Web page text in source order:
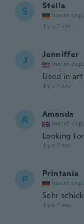
S Stella
Inscrit
il y a 7 ans
J Jenniffer
Inscrit
Used in
il y a 7 ans
A Amanda
Inscrit
Looking
il y a 7 ans
P Printania
Inscrit
Sehr
il y a 7 ans